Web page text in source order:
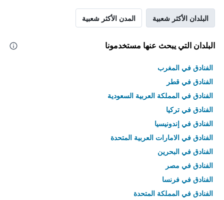
البلدان الأكثر شعبية المدن الأكثر شعبية
البلدان التي يبحث عنها مستخدمونا
الفنادق في المغرب
الفنادق في قطر
الفنادق في المملكة العربية السعودية
الفنادق في تركيا
الفنادق في إندونيسيا
الفنادق في الامارات العربية المتحدة
الفنادق في البحرين
الفنادق في مصر
الفنادق في فرنسا
الفنادق في المملكة المتحدة